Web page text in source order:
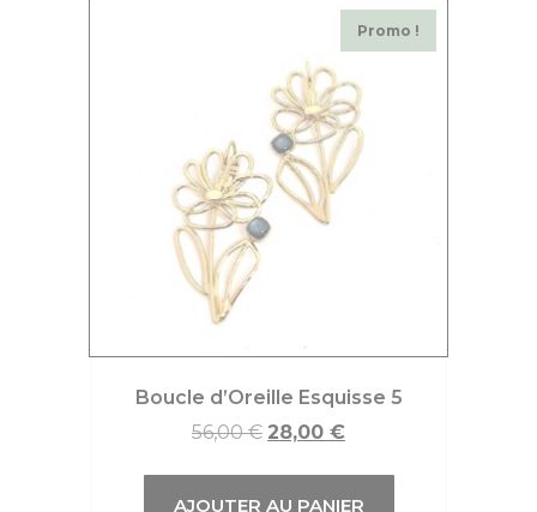
Promo !
Boucle d’Oreille Esquisse 5
56,00€ 28,00 €
AJOUTER AU PANIER